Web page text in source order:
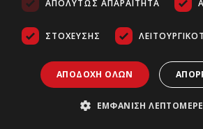
ΑΠΟΛΎΤΩΣ ΑΠΑΡΑΊΤΗΤΑ
ΣΤΌΧΕΥΣΗΣ
ΑΠΟΔΟΧΉ ΌΛΩΝ
ΕΜΦΆΝΙΣΗ